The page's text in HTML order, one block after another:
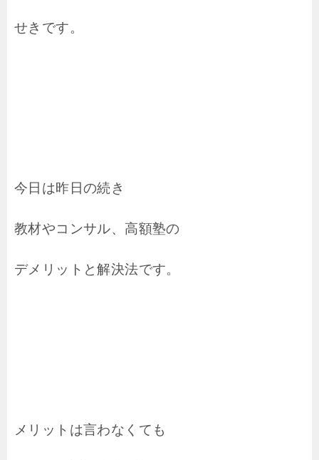
せきです。
今日は昨日の続き
教材やコンサル、高額塾の
デメリットと解決法です。
メリットは言わなくても